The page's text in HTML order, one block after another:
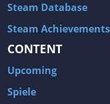
Steam Database
Steam Achievements
CONTENT
Upcoming
Spiele